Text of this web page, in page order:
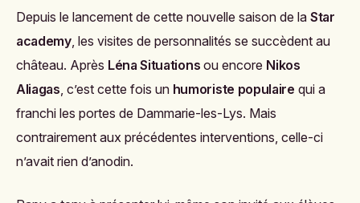
Depuis le lancement de cette nouvelle saison de la Star
academy, les visites de personnalités se succèdent au
château. Après Léna Situations ou encore Nikos
Aliagas, c’est cette fois un humoriste populaire qui a
franchi les portes de Dammarie-les-Lys. Mais
contrairement aux précédentes interventions, celle-ci
n’avait rien d’anodin.